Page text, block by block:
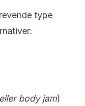
type
body jam)